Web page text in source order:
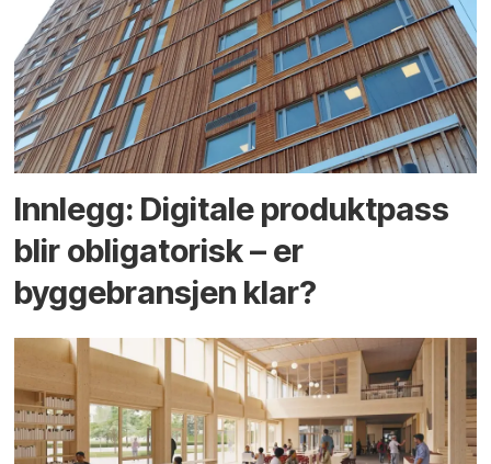
Innlegg: Digitale produktpass
blir obligatorisk – er
byggebransjen klar?